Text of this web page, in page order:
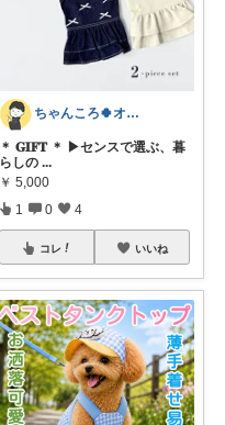
ちゃんころ🍀オリ写/インテリア/キッズ
＊ 𝐆𝐈𝐅𝐓 ＊ ▶センスで選ぶ、暮
らしの ...
￥ 5,000
1 0 4
コレ いいね